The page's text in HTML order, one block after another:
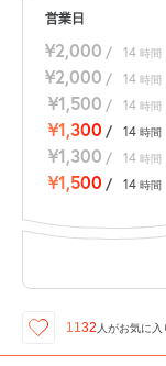
営業日
¥2,000 / 14 時間
¥2,000 / 14 時間
¥1,500 / 14 時間
¥1,300 / 14 時間
¥1,300 / 14 時間
¥1,500 / 14 時間
1132 人がお気に入